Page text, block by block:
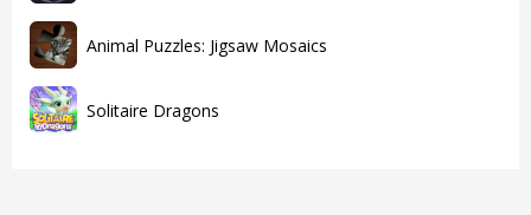
Animal Puzzles: Jigsaw Mosaics
Solitaire Dragons